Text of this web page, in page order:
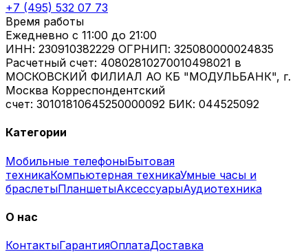
+7 (495) 532 07 73
Время работы
Ежедневно с 11:00 до 21:00
ИНН: 230910382229 ОГРНИП: 325080000024835
Расчетный счет: 40802810270010498021 в
МОСКОВСКИЙ ФИЛИАЛ АО КБ "МОДУЛЬБАНК", г.
Москва Корреспондентский
счет: 30101810645250000092 БИК: 044525092
Категории
Мобильные телефоныБытовая
техникаКомпьютерная техникаУмные часы и
браслетыПланшетыАксессуарыАудиотехника
О нас
КонтактыГарантияОплатаДоставка